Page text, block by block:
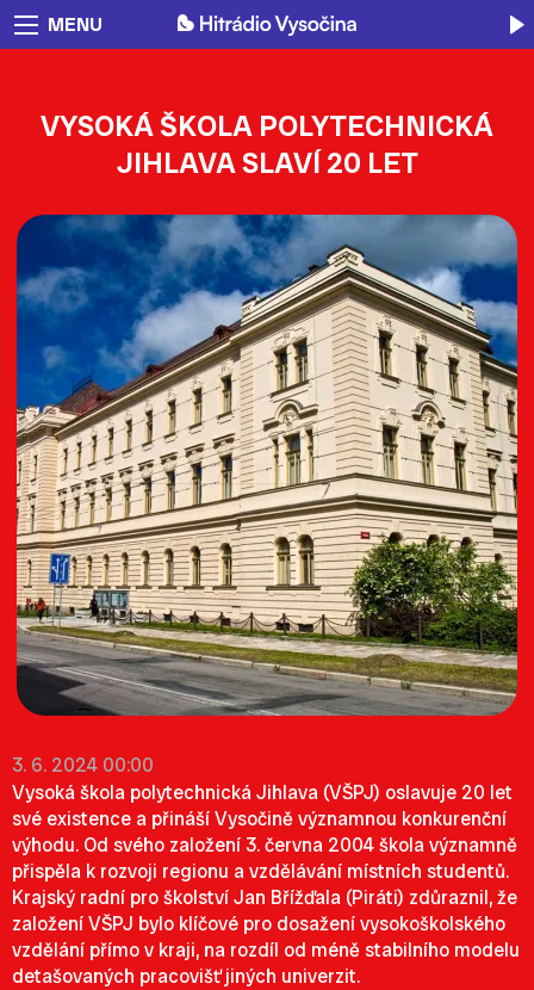
MENU
VYSOKÁ ŠKOLA POLYTECHNICKÁ
JIHLAVA SLAVÍ 20 LET
3. 6. 2024 00:00
Vysoká škola polytechnická Jihlava (VŠPJ) oslavuje 20 let
své existence a přináší Vysočině významnou konkurenční
výhodu. Od svého založení 3. června 2004 škola významně
přispěla k rozvoji regionu a vzdělávání místních studentů.
Krajský radní pro školství Jan Břížďala (Piráti) zdůraznil, že
založení VŠPJ bylo klíčové pro dosažení vysokoškolského
vzdělání přímo v kraji, na rozdíl od méně stabilního modelu
detašovaných pracovišť jiných univerzit.